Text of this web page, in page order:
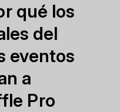
qué los
del
eventos
a
Pro